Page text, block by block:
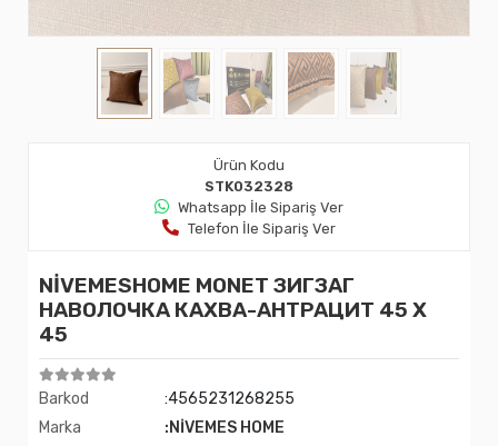
Ürün Kodu
STK032328
Whatsapp İle Sipariş Ver
Telefon İle Sipariş Ver
NİVEMESHOME MONET ЗИГЗАГ
НАВОЛОЧКА КАХВА-АНТРАЦИТ 45 X
45
Barkod
:4565231268255
Marka
:NİVEMES HOME